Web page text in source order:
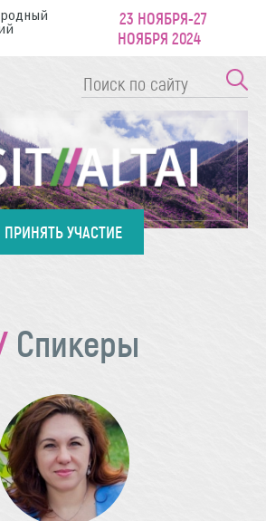
23 НОЯБРЯ-27
НОЯБРЯ 2024
ПРИНЯТЬ УЧАСТИЕ
Спикеры